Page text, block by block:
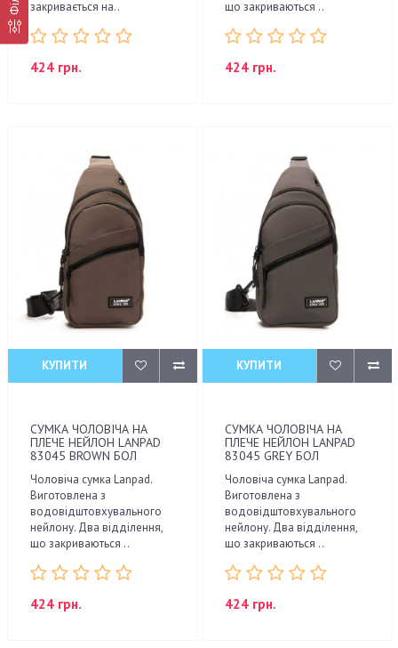
закривається на..
424 грн.
що закриваються ..
424 грн.
КУПИТИ
СУМКА ЧОЛОВІЧА НА
ПЛЕЧЕ НЕЙЛОН LANPAD
83045 BROWN БОЛ
Чоловіча сумка Lanpad.
Виготовлена з
водовідштовхувального
нейлону. Два відділення,
що закриваються ..
424 грн.
КУПИТИ
СУМКА ЧОЛОВІЧА НА
ПЛЕЧЕ НЕЙЛОН LANPAD
83045 GREY БОЛ
Чоловіча сумка Lanpad.
Виготовлена з
водовідштовхувального
нейлону. Два відділення,
що закриваються ..
424 грн.